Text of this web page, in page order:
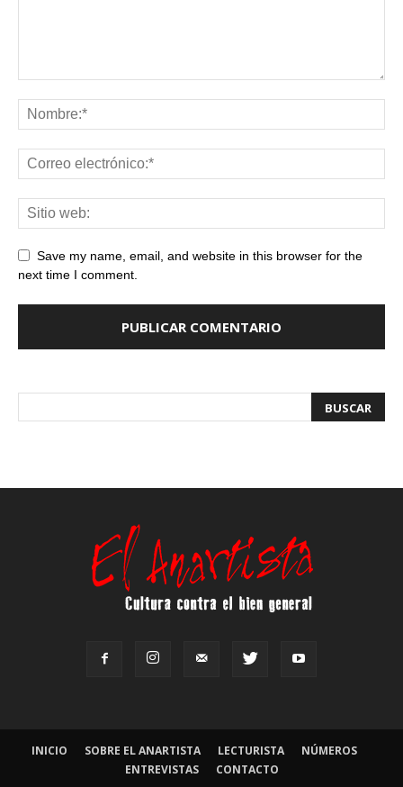
Save my name, email, and website in this browser for the
next time I comment.
INICIO SOBRE EL ANARTISTA LECTURISTA
NÚMEROS
ENTREVISTAS
CONTACTO